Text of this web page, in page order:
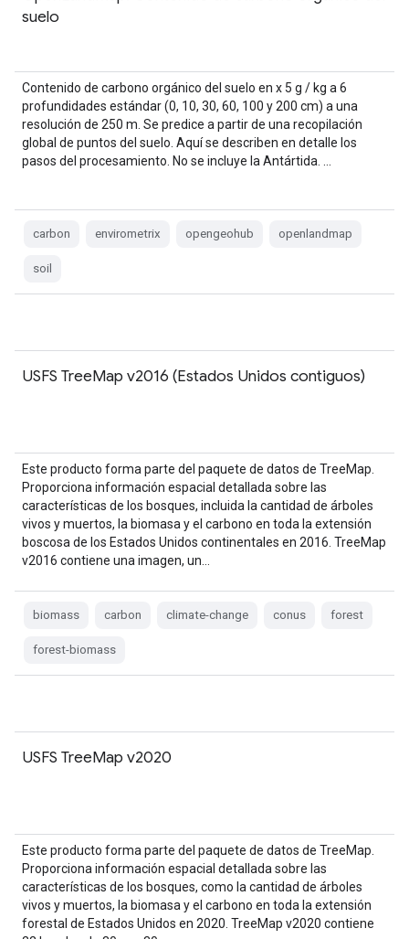
suelo
Contenido de carbono orgánico del suelo en x 5 g / kg a 6
profundidades estándar (0, 10, 30, 60, 100 y 200 cm) a una
resolución de 250 m. Se predice a partir de una recopilación
global de puntos del suelo. Aquí se describen en detalle los
pasos del procesamiento. No se incluye la Antártida. …
carbon envirometrix opengeohub openlandmap
soil
USFS TreeMap v2016 (Estados Unidos contiguos)
Este producto forma parte del paquete de datos de TreeMap.
Proporciona información espacial detallada sobre las
características de los bosques, incluida la cantidad de árboles
vivos y muertos, la biomasa y el carbono en toda la extensión
boscosa de los Estados Unidos continentales en 2016. TreeMap
v2016 contiene una imagen, un…
biomass carbon climate-change conus forest
forest-biomass
USFS TreeMap v2020
Este producto forma parte del paquete de datos de TreeMap.
Proporciona información espacial detallada sobre las
características de los bosques, como la cantidad de árboles
vivos y muertos, la biomasa y el carbono en toda la extensión
forestal de Estados Unidos en 2020. TreeMap v2020 contiene